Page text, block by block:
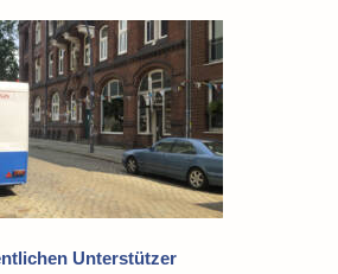
Unterstützer